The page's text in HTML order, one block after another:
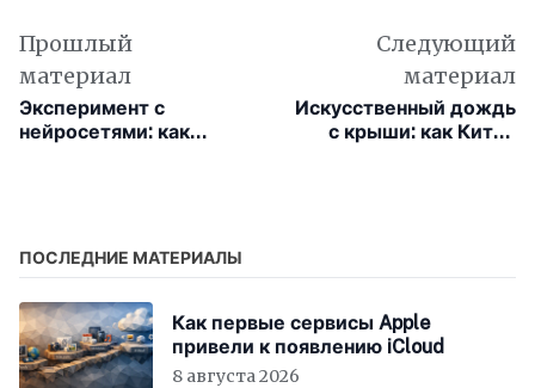
Прошлый
материал
Эксперимент с
нейросетями: как
Следующий
материал
Искусственный дождь
с крыши: как Китай
ПОСЛЕДНИЕ МАТЕРИАЛЫ
Как первые сервисы Apple
привели к появлению iCloud
8 августа 2026